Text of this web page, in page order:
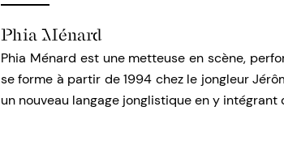
Phia Ménard
Phia Ménard est une metteuse en scène,
se forme à partir de 1994 chez le jongleur
un nouveau langage jonglistique en y intégrant